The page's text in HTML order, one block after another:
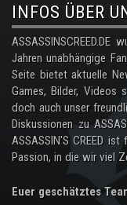
INFOS ÜBER
Jahren unabhängige
Seite bietet aktuelle
Games, Bilder, Videos
doch auch unser
Diskussionen zu
ASSASSIN'S CREED
Passion, in die wir viel
Euer geschätztes